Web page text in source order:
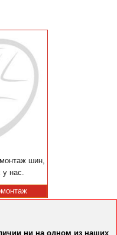
шин,
у нас.
ни на одном из наших